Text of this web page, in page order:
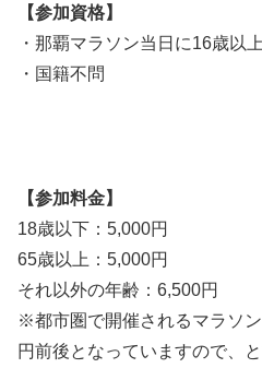
【参加資格】
・那覇マラソン当日に16歳以
・国籍不問
【参加料金】
18歳以下：5,000円
65歳以上：5,000円
それ以外の年齢：6,500円
※都市圏で開催されるマラソ
円前後となっていますので、